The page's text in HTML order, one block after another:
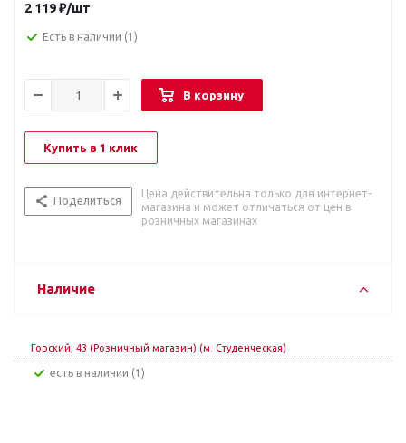
2 119₽/шт
Есть в наличии (1)
В корзину
Купить в 1 клик
Поделиться
Цена действительна только для интернет-
магазина и может отличаться от цен в
розничных магазинах
Наличие
Горский, 43 (Розничный магазин) (м. Студенческая)
Есть в наличии (1)